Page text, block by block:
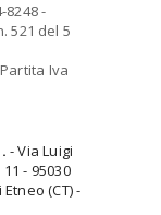
8248 -
521 del 5
Iva
- Via Luigi
- 95030
(CT) -